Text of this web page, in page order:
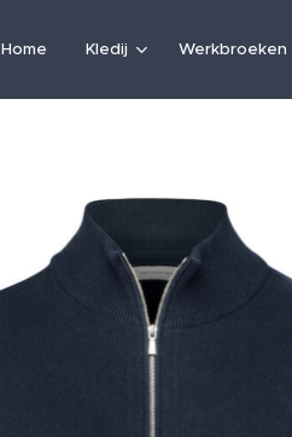
Home Kledij Werkbroeken